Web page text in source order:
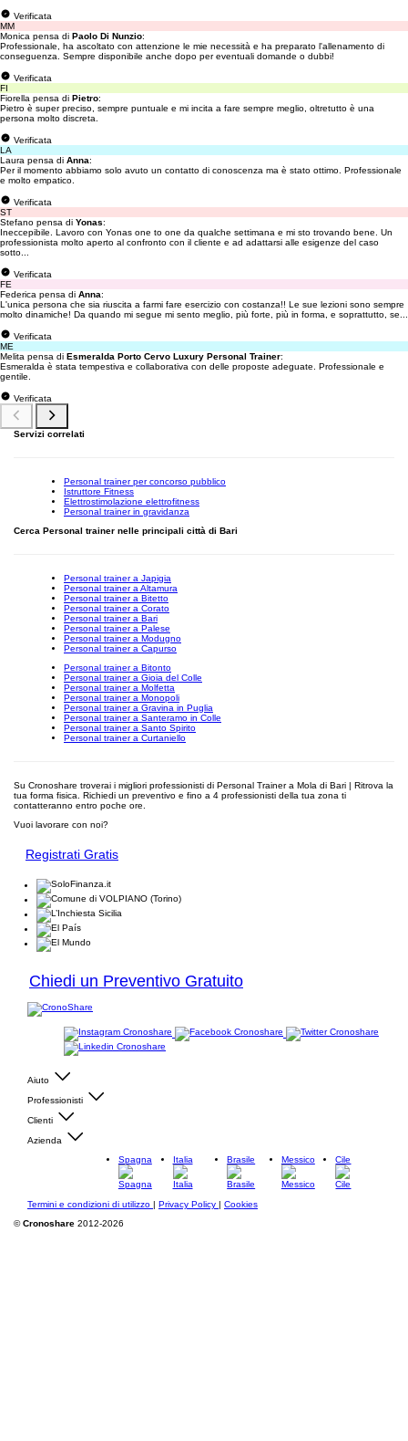
Verificata
MM
Monica pensa di Paolo Di Nunzio:
Professionale, ha ascoltato con attenzione le mie necessità e ha preparato l'allenamento di
conseguenza. Sempre disponibile anche dopo per eventuali domande o dubbi!
Verificata
FI
Fiorella pensa di Pietro:
Pietro è super preciso, sempre puntuale e mi incita a fare sempre meglio, oltretutto è una
persona molto discreta.
Verificata
LA
Laura pensa di Anna:
Per il momento abbiamo solo avuto un contatto di conoscenza ma è stato ottimo. Professionale
e molto empatico.
Verificata
ST
Stefano pensa di Yonas:
Ineccepibile. Lavoro con Yonas one to one da qualche settimana e mi sto trovando bene. Un
professionista molto aperto al confronto con il cliente e ad adattarsi alle esigenze del caso
sotto...
Verificata
FE
Federica pensa di Anna:
L'unica persona che sia riuscita a farmi fare esercizio con costanza!! Le sue lezioni sono sempre
molto dinamiche! Da quando mi segue mi sento meglio, più forte, più in forma, e soprattutto, se...
Verificata
ME
Melita pensa di Esmeralda Porto Cervo Luxury Personal Trainer:
Esmeralda è stata tempestiva e collaborativa con delle proposte adeguate. Professionale e
gentile.
Verificata
Servizi correlati
Personal trainer per concorso pubblico
Istruttore Fitness
Elettrostimolazione elettrofitness
Personal trainer in gravidanza
Cerca Personal trainer nelle principali città di Bari
Personal trainer a Japigia
Personal trainer a Altamura
Personal trainer a Bitetto
Personal trainer a Corato
Personal trainer a Bari
Personal trainer a Palese
Personal trainer a Modugno
Personal trainer a Capurso
Personal trainer a Bitonto
Personal trainer a Gioia del Colle
Personal trainer a Molfetta
Personal trainer a Monopoli
Personal trainer a Gravina in Puglia
Personal trainer a Santeramo in Colle
Personal trainer a Santo Spirito
Personal trainer a Curtaniello
Su Cronoshare troverai i migliori professionisti di Personal Trainer a Mola di Bari | Ritrova la
tua forma fisica. Richiedi un preventivo e fino a 4 professionisti della tua zona ti
contatteranno entro poche ore.
Vuoi lavorare con noi?
Registrati Gratis
Chiedi un Preventivo Gratuito
Aiuto
Professionisti
Clienti
Azienda
Spagna
Italia Brasile Messico Cile
Termini e condizioni di utilizzo | Privacy Policy | Cookies
©Cronoshare 2012-2026